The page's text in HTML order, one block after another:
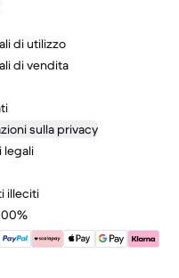
di utilizzo
di vendita
sulla privacy
legali
illeciti